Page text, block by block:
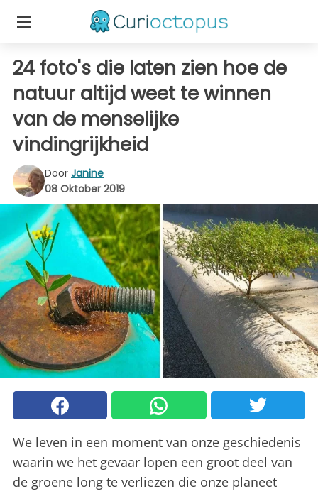
24 foto's die laten zien hoe de
natuur altijd weet te winnen
van de menselijke
vindingrijkheid
Door Janine
08 Oktober 2019
We leven in een moment van onze geschiedenis
waarin we het gevaar lopen een groot deel van
de groene long te verliezen die onze planeet